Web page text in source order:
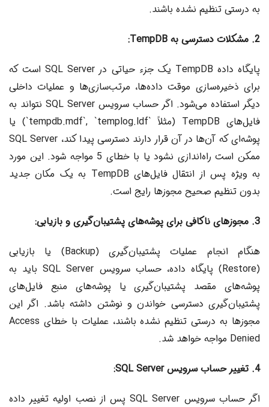
به درستی تنظیم نشده باشند.
2. مشکلات دسترسی به TempDB:
پایگاه داده TempDB یک جزء حیاتی در SQL Server است که
برای ذخیره‌سازی موقت داده‌ها، مرتب‌سازی‌ها و عملیات داخلی
دیگر استفاده می‌شود. اگر حساب سرویس SQL Server نتواند به
فایل‌های TempDB (مثلاً `tempdb.mdf`, `templog.ldf`) یا
پوشه‌ای که آن‌ها در آن قرار دارند دسترسی پیدا کند، SQL Server
ممکن است راه‌اندازی نشود یا با خطای 5 مواجه شود. این مورد
به ویژه پس از انتقال فایل‌های TempDB به یک مکان جدید
بدون تنظیم صحیح مجوزها رایج است.
3. مجوزهای ناکافی برای پوشه‌های پشتیبان‌گیری و بازیابی:
هنگام انجام عملیات پشتیبان‌گیری (Backup) یا بازیابی
(Restore) پایگاه داده، حساب سرویس SQL Server باید به
پوشه‌های مقصد پشتیبان‌گیری یا پوشه‌های منبع فایل‌های
پشتیبان‌گیری دسترسی خواندن و نوشتن داشته باشد. اگر این
مجوزها به درستی تنظیم نشده باشند، عملیات با خطای Access
Denied مواجه خواهد شد.
4. تغییر حساب سرویس SQL Server:
اگر حساب سرویس SQL Server پس از نصب اولیه تغییر داده